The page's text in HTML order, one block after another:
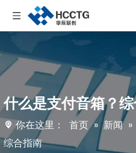
什么是支付音箱？
你在这里： 首页 » 新闻 »
综合指南